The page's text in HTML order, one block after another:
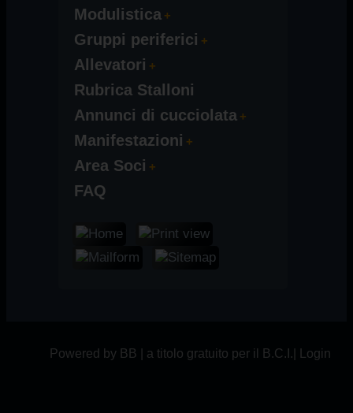
Modulistica
Gruppi periferici
Allevatori
Rubrica Stalloni
Annunci di cucciolata
Manifestazioni
Area Soci
FAQ
Powered by BB | a titolo gratuito per il B.C.I.| Login